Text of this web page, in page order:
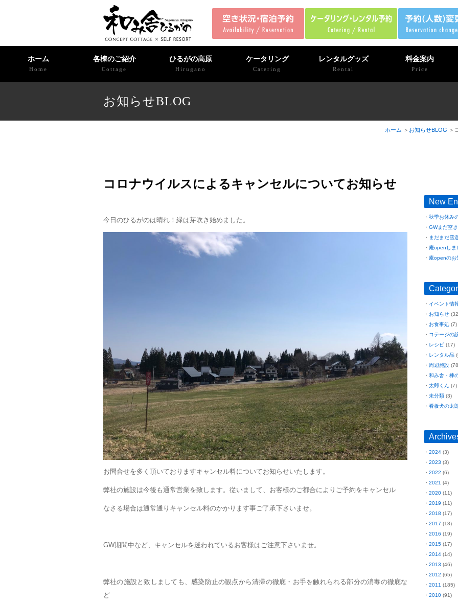
ホーム
Home
各棟のご紹介
Cottage
ひるがの高原
Hirugano
ケータリング
Catering
レンタルグッズ
Rental
料金案内
Price
お知らせBLOG
ホーム お知らせBLOG
コロナウイルスによるキャンセルについてお知らせ
今日のひるがのは晴れ！緑は芽吹き始めました。
お問合せを多く頂いておりますキャンセル料についてお知らせいたします。
弊社の施設は今後も通常営業を致します。従いまして、お客様のご都合によりご予約をキャンセル
なさる場合は通常通りキャンセル料のかかります事ご了承下さいませ。
GW期間中など、キャンセルを迷われているお客様はご注意下さいませ。
弊社の施設と致しましても、感染防止の観点から清掃の徹底・お手を触れられる部分の消毒の徹底な
ど
New
秋季お休み
GWまだ空
まだまだ雪
庵openしま
庵openのお
イベント情
お知らせ
お食事処(7)
コテージの
レシピ(17)
レンタル品
周辺施設
和み舎・棟
太郎くん (7)
未分類(3)
看板犬の太
2024(3)
2023 (3)
2022 (6)
2021 (4)
2020(11)
2019 (11)
2018 (17)
2017 (18)
2016 (19)
2015(17)
2014(14)
2013 (46)
2012 (65)
2011 (185)
2010(91)